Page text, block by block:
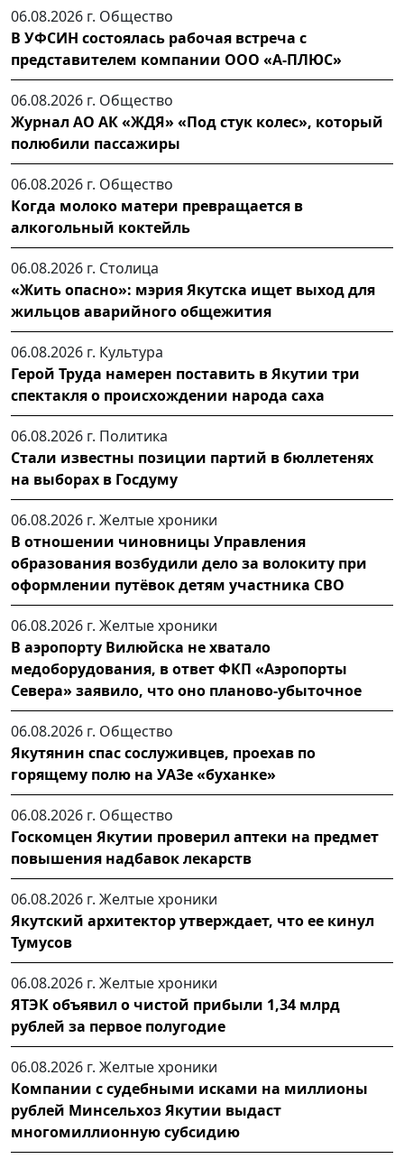
06.08.2026 г. Общество
В УФСИН состоялась рабочая встреча с
представителем компании ООО «А-ПЛЮС»
06.08.2026 г. Общество
Журнал АО АК «ЖДЯ» «Под стук колес», который
полюбили пассажиры
06.08.2026 г. Общество
Когда молоко матери превращается в
алкогольный коктейль
06.08.2026 г. Столица
«Жить опасно»: мэрия Якутска ищет выход для
жильцов аварийного общежития
06.08.2026 г. Культура
Герой Труда намерен поставить в Якутии три
спектакля о происхождении народа саха
06.08.2026 г. Политика
Стали известны позиции партий в бюллетенях
на выборах в Госдуму
06.08.2026 г. Желтые хроники
В отношении чиновницы Управления
образования возбудили дело за волокиту при
оформлении путёвок детям участника СВО
06.08.2026 г. Желтые хроники
В аэропорту Вилюйска не хватало
медоборудования, в ответ ФКП «Аэропорты
Севера» заявило, что оно планово-убыточное
06.08.2026 г. Общество
Якутянин спас сослуживцев, проехав по
горящему полю на УАЗе «буханке»
06.08.2026 г. Общество
Госкомцен Якутии проверил аптеки на предмет
повышения надбавок лекарств
06.08.2026 г. Желтые хроники
Якутский архитектор утверждает, что ее кинул
Тумусов
06.08.2026 г. Желтые хроники
ЯТЭК объявил о чистой прибыли 1,34 млрд
рублей за первое полугодие
06.08.2026 г. Желтые хроники
Компании с судебными исками на миллионы
рублей Минсельхоз Якутии выдаст
многомиллионную субсидию